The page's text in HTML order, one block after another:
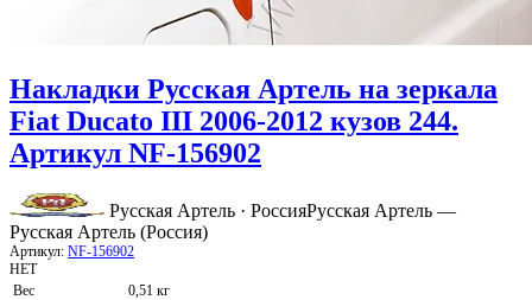
Накладки Русская Артель на зеркала
Fiat Ducato III 2006-2012 кузов 244.
Артикул NF-156902
Русская Артель · РоссияРусская Артель —
Русская Артель (Россия)
Артикул: NF-156902
НЕТ
Вес
0,51 кг